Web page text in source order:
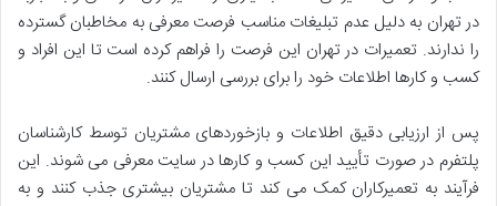
در تهران به دلیل عدم تبلیغات مناسب فرصت معرفی به مخاطبان گسترده
را ندارند. تعمیرات در تهران این فرصت را فراهم کرده است تا این افراد و
کسب ‌و کارها اطلاعات خود را برای بررسی ارسال کنند.
پس از ارزیابی دقیق اطلاعات و بازخوردهای مشتریان توسط کارشناسان
پلتفرم در صورت تأیید این کسب ‌و کارها در سایت معرفی می ‌شوند. این
فرآیند به تعمیرکاران کمک می ‌کند تا مشتریان بیشتری جذب کنند و به